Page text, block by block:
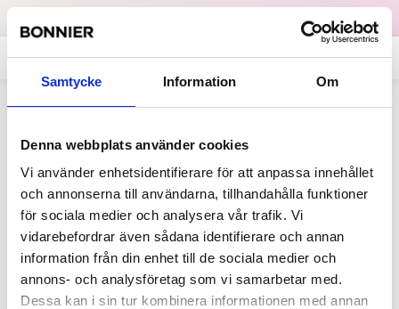
Samtycke Information Om
Denna webbplats använder cookies
Vi använder enhetsidentifierare för att anpassa innehållet
och annonserna till användarna, tillhandahålla funktioner
för sociala medier och analysera vår trafik. Vi
vidarebefordrar även sådana identifierare och annan
information från din enhet till de sociala medier och
annons- och analysföretag som vi samarbetar med.
Dessa kan i sin tur kombinera informationen med annan
Dataskydd
Allt på sajten som innehåller "Johan
Karlsson"
2020-01-22
Johan Karlsson ny
styrelseordförande i
Adlibrisgruppen